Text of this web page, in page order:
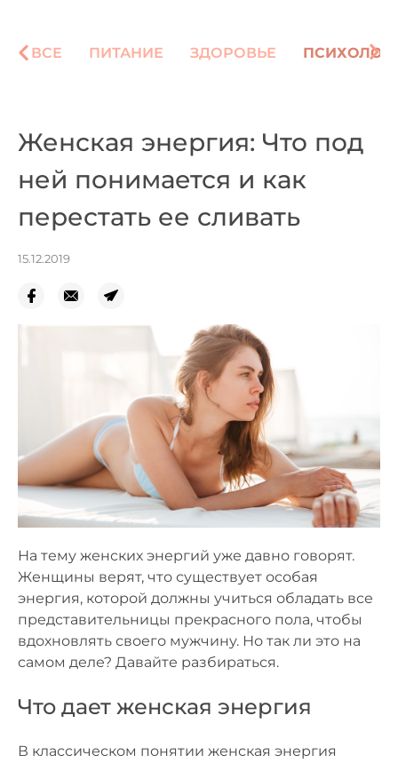
ВСЕ ПИТАНИЕ ЗДОРОВЬЕ
Женская энергия: Что под
ней понимается и как
перестать ее сливать
15.12.2019
На тему женских энергий уже давно говорят.
Женщины верят, что существует особая
энергия, которой должны учиться обладать все
представительницы прекрасного пола, чтобы
вдохновлять своего мужчину. Но так ли это на
самом деле? Давайте разбираться.
Что дает женская энергия
В классическом понятии женская энергия